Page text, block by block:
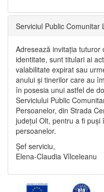
Serviciul Public Comunitar
Adresează invitația
identitate, sunt titulari ai
valabilitate expirat sau
anului și tinerilor care au
în posesia unui astfel de
Serviciului Public
Persoanelor, din Strada
județul Olt, pentru a fi
persoanelor.
Șef serviciu,
Elena-Claudia Vîlceleanu